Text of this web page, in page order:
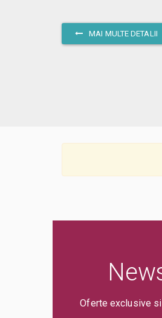
MAI MULTE DETALII
Oferte exclusive